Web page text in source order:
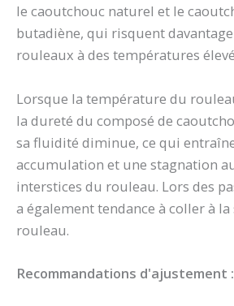
le caoutchouc naturel et le
butadiène, qui risquent
rouleaux à des températures
Lorsque la température du
la dureté du composé de
sa fluidité diminue, ce qui
accumulation et une stagnation
interstices du rouleau. Lors des
a également tendance à coller à
rouleau.
Recommandations d'ajustement :